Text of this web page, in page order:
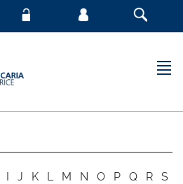
I J K L M N O P Q R S